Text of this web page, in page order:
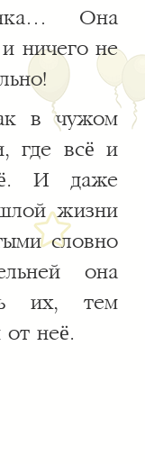
Она
ничего не
в чужом
где всё и
И даже
жизни
словно
она
их, тем
от неё.